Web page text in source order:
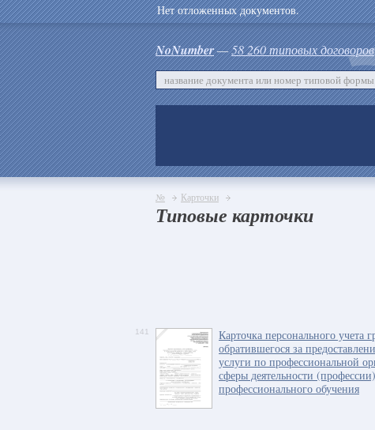
Нет отложенных документов.
NoNumber—58 260 типовых договоров
№ Карточки
Типовые карточки
141
Карточка персонального учета
обратившегося за
услуги по профессиональной
сферы деятельности
профессионального обучения